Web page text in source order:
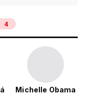
4
Michelle Obama